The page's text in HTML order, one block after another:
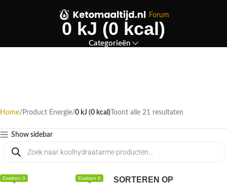
Forum
0 kJ (0 kcal)
Categorieën
Home Product Energie 0 kJ (0 kcal) Toont alle 21 resultaten
Show sidebar
Eiwitten 0 Eiwitten 0 SORTEREN OP